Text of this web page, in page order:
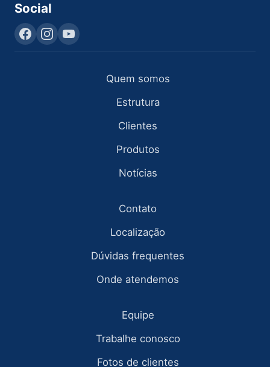
Social
Quem somos
Estrutura
Clientes
Produtos
Notícias
Contato
Localização
Dúvidas frequentes
Onde atendemos
Equipe
Trabalhe conosco
Fotos de clientes